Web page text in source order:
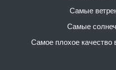
Самые
Самые
Самое плохое качество